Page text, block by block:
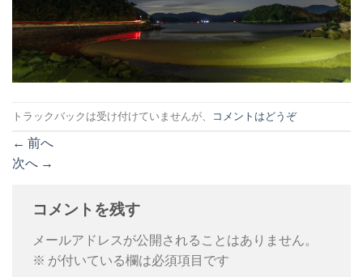
トラックバックは受け付けていませんが、 コメントはどうぞ
← 前へ
次へ →
コメントを残す
メールアドレスが公開されることはありません。
※ が付いている欄は必須項目です